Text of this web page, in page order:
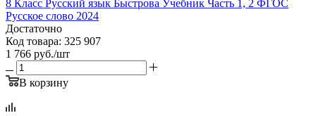
8 Класс Русский язык Быстрова Учебник Часть 1, 2 ФГОС
Русское слово 2024
Достаточно
Код товара: 325 907
1 766 руб./шт
В корзину